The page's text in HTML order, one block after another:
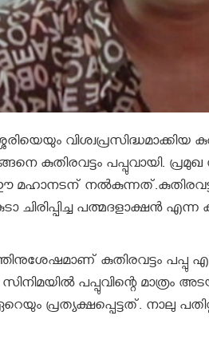
വിശ്വപ്രസിദ്ധമാക്കിയ
കുതിരവട്ടം പപ്പുവായി.
മഹാനടന്
പത്മദളാക്ഷന്‍ എന്ന
കുതിരവട്ടം
പപ്പുവിന്റെ മാത്രം
പ്രത്യക്ഷപ്പെട്ടത്. നാലു